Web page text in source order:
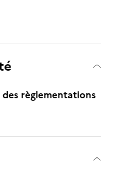
règlementations